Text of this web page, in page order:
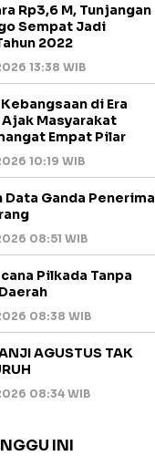
Rp3,6 M, Tunjangan
Sempat Jadi
2022
13:38 WIB
di Era
Ajak Masyarakat
Empat Pilar
10:19 WIB
Data Ganda Penerima
08:51 WIB
Pilkada Tanpa
08:38 WIB
AGUSTUS TAK
08:34 WIB
INI